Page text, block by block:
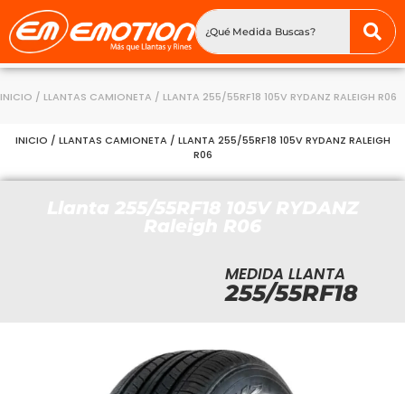
INICIO / LLANTAS CAMIONETA / LLANTA 255/55RF18 105V RYDANZ RALEIGH R06
INICIO / LLANTAS CAMIONETA / LLANTA 255/55RF18 105V RYDANZ RALEIGH
R06
MEDIDA LLANTA
255/55RF18